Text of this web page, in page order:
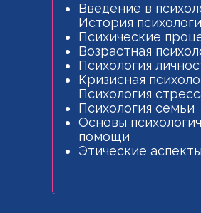
Введение в
История
Психические
Возрастная
Психология
Кризисная
Психология
Психология семьи
Основы
помощи
Этические аспекты